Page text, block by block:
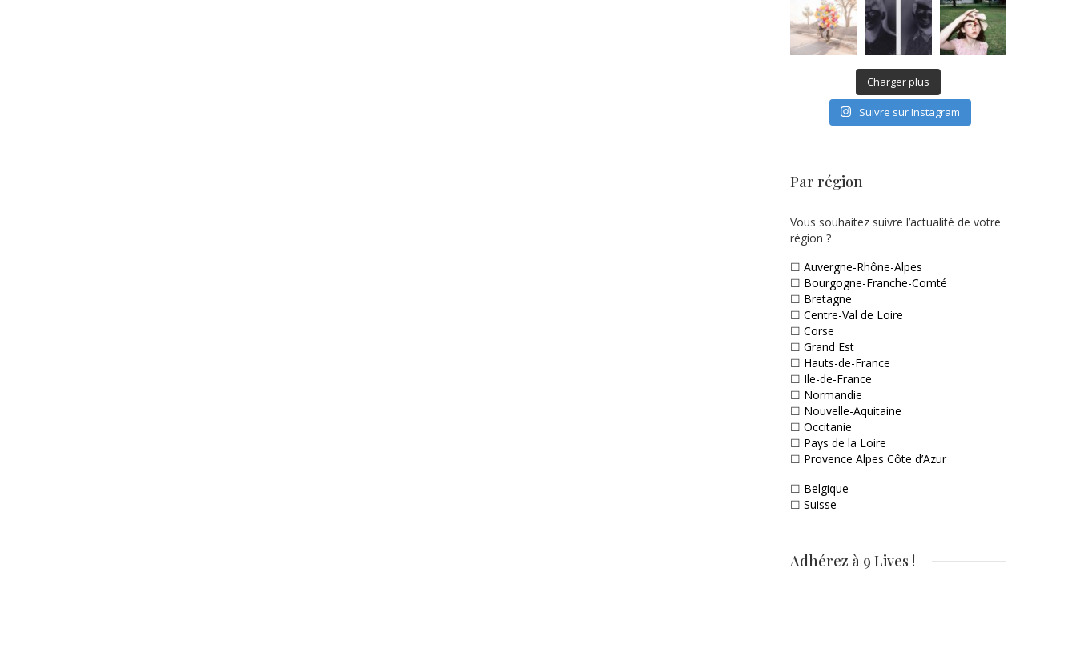
Charger plus
Suivre sur Instagram
Par région
Vous souhaitez suivre l’actualité de votre
région ?
☐ Auvergne-Rhône-Alpes
☐ Bourgogne-Franche-Comté
☐ Bretagne
☐ Centre-Val de Loire
☐ Corse
☐ Grand Est
☐ Hauts-de-France
☐ Ile-de-France
☐ Normandie
☐ Nouvelle-Aquitaine
☐ Occitanie
☐ Pays de la Loire
☐ Provence Alpes Côte d’Azur
☐ Belgique
☐ Suisse
Adhérez à 9 Lives !